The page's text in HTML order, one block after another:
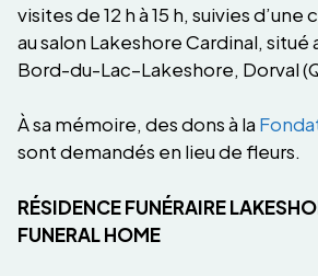
visites de 12 h à 15 h, suivies d’une
au salon Lakeshore Cardinal, situé
Bord-du-Lac–Lakeshore, Dorval
À sa mémoire, des dons à la
sont demandés en lieu de fleurs.
RÉSIDENCE FUNÉRAIRE
FUNERAL HOME